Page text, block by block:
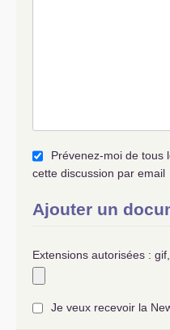
Prévenez-moi de tous
cette discussion par email
Ajouter un
Extensions autorisées :
Je veux recevoir la